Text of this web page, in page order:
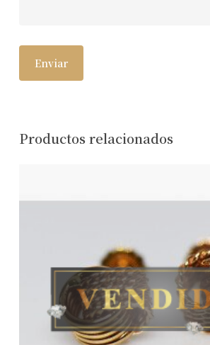
Productos relacionados